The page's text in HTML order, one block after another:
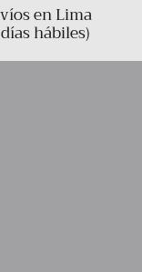
en Lima
hábiles)